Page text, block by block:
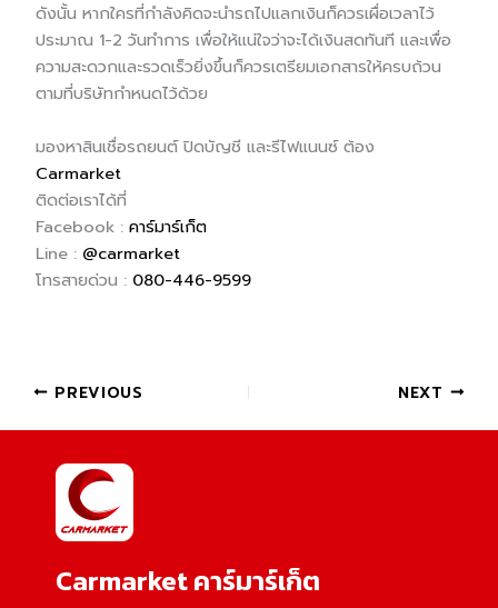
ดังนั้น หากใครที่กำลังคิดจะนำรถไปแลกเงินก็ควรเผื่อเวลาไว้
ประมาณ 1-2 วันทำการ เพื่อให้แน่ใจว่าจะได้เงินสดทันที และเพื่อ
ความสะดวกและรวดเร็วยิ่งขึ้นก็ควรเตรียมเอกสารให้ครบถ้วน
ตามที่บริษัทกำหนดไว้ด้วย
มองหาสินเชื่อรถยนต์ ปิดบัญชี และรีไฟแนนซ์ ต้อง
Carmarket
ติดต่อเราได้ที่
Facebook :คาร์มาร์เก็ต
Line : @carmarket
โทรสายด่วน : 080-446-9599
PREVIOUS NEXT
Carmarket คาร์มาร์เก็ต